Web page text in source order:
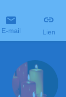
E-mail Lien